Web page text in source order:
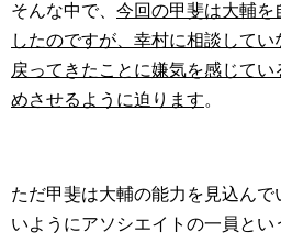
そんな中で、 今回の甲斐は大輔を
したのですが、幸村に相談して
戻ってきたことに嫌気を感じて
めさせるように迫ります。
ただ甲斐は大輔の能力を見込ん
いようにアソシエイトの一員とい